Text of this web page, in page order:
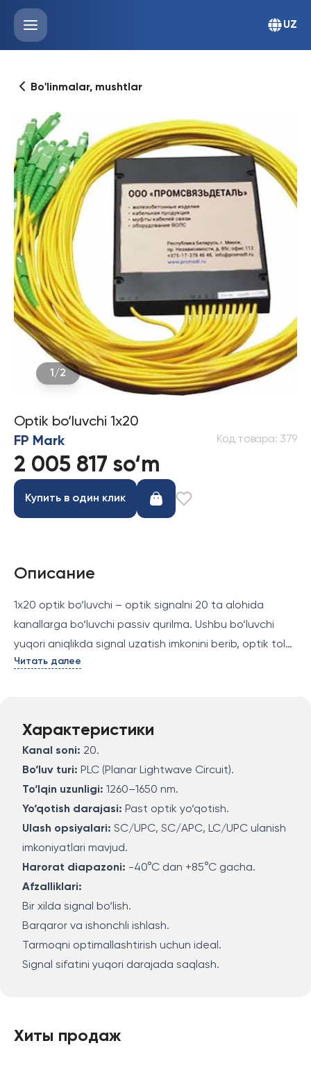
UZ
Bo'linmalar, mushtlar
1 /2
Optik bo‘luvchi 1x20
FP Mark
Код товара: 379
2 005 817 so‘m
Купить в один клик
Описание
1x20 optik bo‘luvchi – optik signalni 20 ta alohida
kanallarga bo‘luvchi passiv qurilma. Ushbu bo‘luvchi
yuqori aniqlikda signal uzatish imkonini berib, optik tolali
tarmoqlarda, xususan FTTH (uygacha optik tolali
Читать далее
Характеристики
Kanal soni: 20.
Bo‘luv turi: PLC (Planar Lightwave Circuit).
To‘lqin uzunligi: 1260–1650 nm.
Yo‘qotish darajasi: Past optik yo‘qotish.
Ulash opsiyalari: SC/UPC, SC/APC, LC/UPC ulanish
imkoniyatlari mavjud.
Harorat diapazoni: -40°C dan +85°C gacha.
Afzalliklari:
Bir xilda signal bo‘lish.
Barqaror va ishonchli ishlash.
Tarmoqni optimallashtirish uchun ideal.
Signal sifatini yuqori darajada saqlash.
Хиты продаж